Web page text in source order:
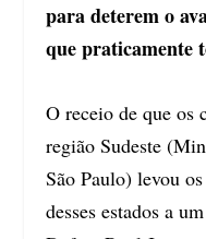
para deterem o
que praticamente
O receio de que os
região Sudeste
São Paulo) levou
desses estados a